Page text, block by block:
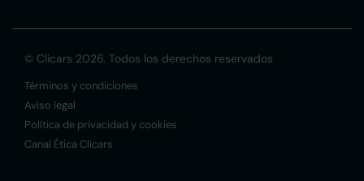
© Clicars 2026. Todos los derechos reservados
Términos y condiciones
Aviso legal
Política de privacidad y cookies
Canal Ética Clicars